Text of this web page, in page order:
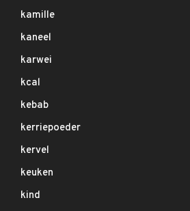
kamille
kaneel
karwei
kcal
kebab
kerriepoeder
kervel
keuken
kind